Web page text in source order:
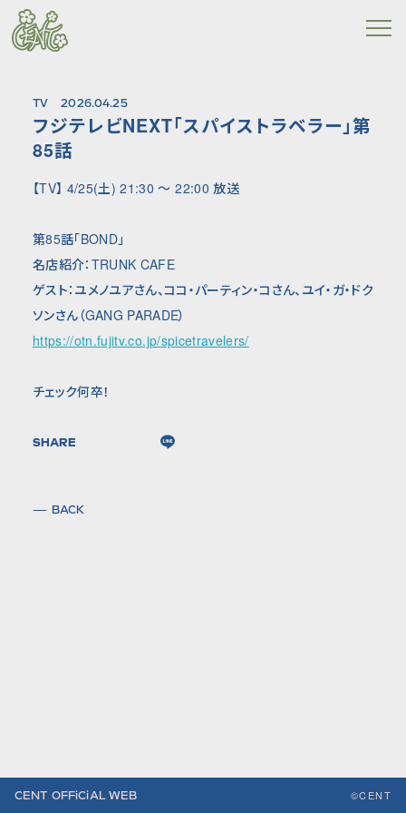
TV 2026.04.25
フジテレビNEXT「スパイストラベラー」第
85話
【TV】 4/25(土) 21:30 〜 22:00 放送
第85話「BOND」
名店紹介：TRUNK CAFE
ゲスト：ユメノユアさん、ココ・パーティン・コさん、ユイ・ガ・ドク
ソンさん（GANG PARADE）
https://otn.fujitv.co.jp/spicetravelers/
チェック何卒！
SHARE
BACK
CENT OFFiCiAL WEB ©CENT